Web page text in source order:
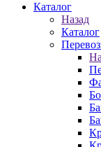
Каталог
Назад
Каталог